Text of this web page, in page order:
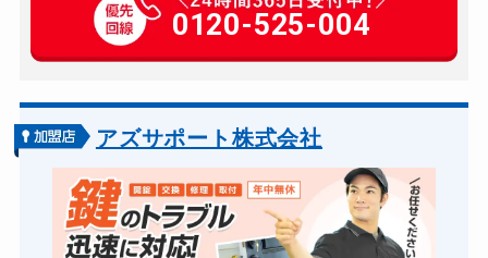
玄関カギ開け 7,700円～(税込)
玄関カギ修理 5,500円～(税込)
玄関カギ交換
車カギ開け 5,500円～(税込)
バイクカギ開け 5,500円～(税込)
バイクカギ作成 別途お見積り
0120-525-004
アズサポート株式会社